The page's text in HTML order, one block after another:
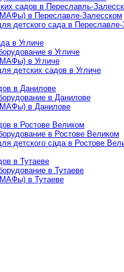
садов в Переславль-
в Переславле-Залесском
детского сада в
в Угличе
в Угличе
в Угличе
детских садов в Угличе
в Данилове
в Данилове
в Данилове
в Ростове Великом
в Ростове Великом
детского сада в Ростове
в Тутаеве
в Тутаеве
в Тутаеве